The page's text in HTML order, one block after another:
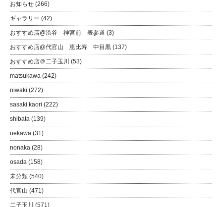
お知らせ (266)
ギャラリー (42)
おすすめ店@渋谷 神宮前 表参道 (3)
おすすめ店@代官山 恵比寿 中目黒 (137)
おすすめ店＠二子玉川 (53)
matsukawa (242)
niwaki (272)
sasaki kaori (222)
shibata (139)
uekawa (31)
nonaka (28)
osada (158)
未分類 (540)
代官山 (471)
二子玉川 (571)